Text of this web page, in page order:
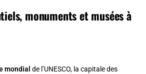
monuments et musées à
mondial de l’UNESCO, la capitale des